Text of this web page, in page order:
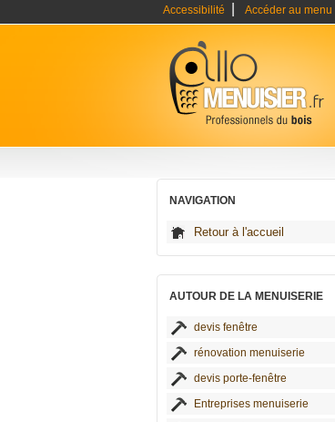
Accessibilité Accéder au menu
NAVIGATION
Retour à l'accueil
AUTOUR DE LA MENUISERIE
devis fenêtre
rénovation menuiserie
devis porte-fenêtre
Entreprises menuiserie